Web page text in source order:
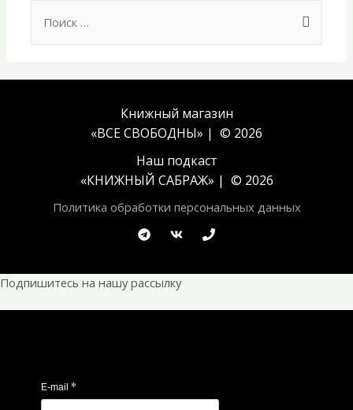
for:
Книжный магазин
«ВСЕ СВОБОДНЫ» | © 2026
Наш подкаст
«КНИЖНЫЙ САБРАЖ» | © 2026
Политика обработки персональных данных
Подпишитесь на нашу рассылку
E-mail *